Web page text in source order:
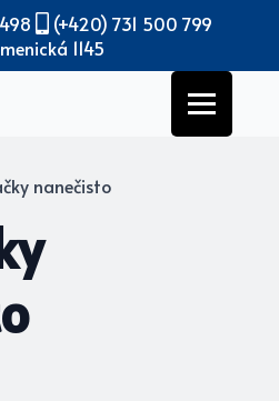
(+420) 731 500 799
1145
nanečisto